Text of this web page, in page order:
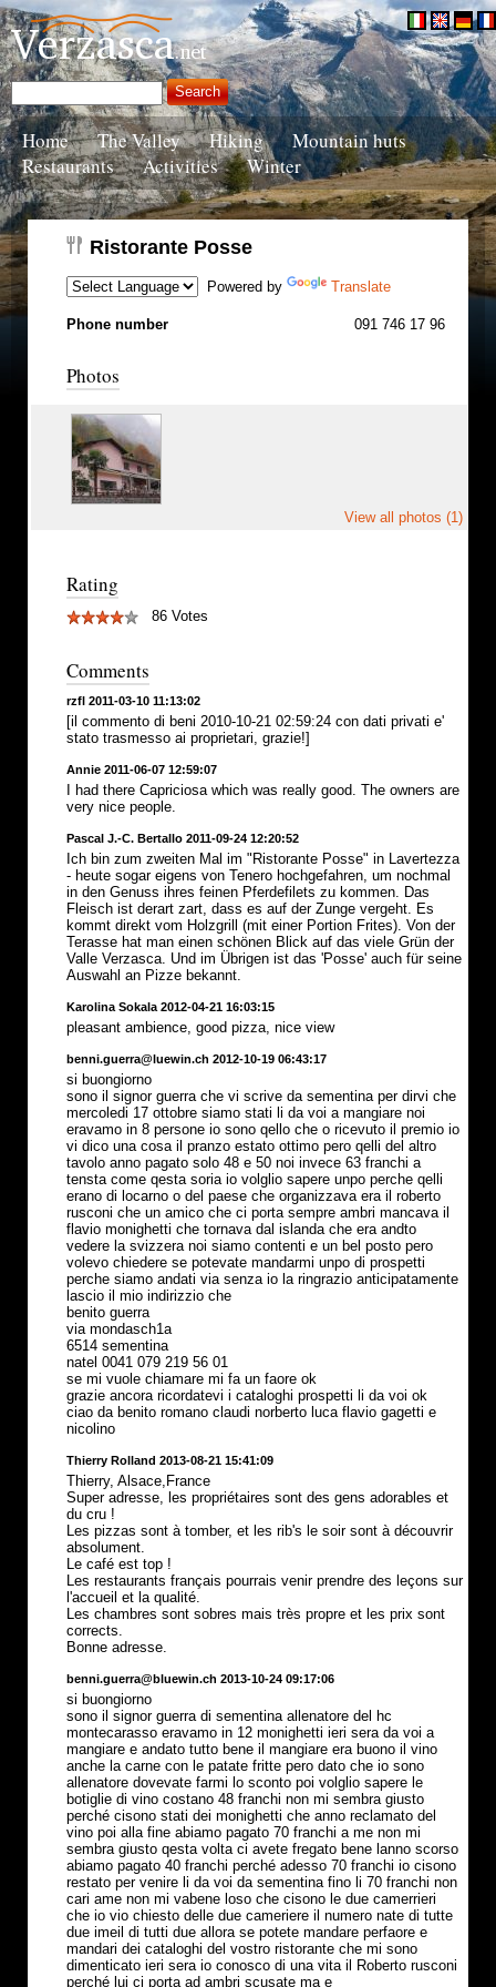
Home The Valley Hiking
Mountain huts
Restaurants
Activities Winter
Ristorante Posse
Powered by Translate
Phone number 091 746 17 96
Photos
View all photos (1)
Rating
86 Votes
Comments
rzfl 2011-03-10 11:13:02
[il commento di beni 2010-10-21 02:59:24 con dati privati e'
stato trasmesso ai proprietari, grazie!]
Annie 2011-06-07 12:59:07
I had there Capriciosa which was really good. The owners are
very nice people.
Pascal J.-C. Bertallo 2011-09-24 12:20:52
Ich bin zum zweiten Mal im "Ristorante Posse" in Lavertezza
- heute sogar eigens von Tenero hochgefahren, um nochmal
in den Genuss ihres feinen Pferdefilets zu kommen. Das
Fleisch ist derart zart, dass es auf der Zunge vergeht. Es
kommt direkt vom Holzgrill (mit einer Portion Frites). Von der
Terasse hat man einen schönen Blick auf das viele Grün der
Valle Verzasca. Und im Übrigen ist das 'Posse' auch für seine
Auswahl an Pizze bekannt.
Karolina Sokala 2012-04-21 16:03:15
pleasant ambience, good pizza, nice view
benni.guerra@luewin.ch 2012-10-19 06:43:17
si buongiorno
sono il signor guerra che vi scrive da sementina per dirvi che
mercoledi 17 ottobre siamo stati li da voi a mangiare noi
eravamo in 8 persone io sono qello che o ricevuto il premio io
vi dico una cosa il pranzo estato ottimo pero qelli del altro
tavolo anno pagato solo 48 e 50 noi invece 63 franchi a
tensta come qesta soria io volglio sapere unpo perche qelli
erano di locarno o del paese che organizzava era il roberto
rusconi che un amico che ci porta sempre ambri mancava il
flavio monighetti che tornava dal islanda che era andto
vedere la svizzera noi siamo contenti e un bel posto pero
volevo chiedere se potevate mandarmi unpo di prospetti
perche siamo andati via senza io la ringrazio anticipatamente
lascio il mio indirizzio che
benito guerra
via mondasch1a
6514 sementina
natel 0041 079 219 56 01
se mi vuole chiamare mi fa un faore ok
grazie ancora ricordatevi i cataloghi prospetti li da voi ok
ciao da benito romano claudi norberto luca flavio gagetti e
nicolino
Thierry Rolland 2013-08-21 15:41:09
Thierry, Alsace,France
Super adresse, les propriétaires sont des gens adorables et
du cru !
Les pizzas sont à tomber, et les rib's le soir sont à découvrir
absolument.
Le café est top !
Les restaurants français pourrais venir prendre des leçons sur
l'accueil et la qualité.
Les chambres sont sobres mais très propre et les prix sont
corrects.
Bonne adresse.
benni.guerra@bluewin.ch 2013-10-24 09:17:06
si buongiorno
sono il signor guerra di sementina allenatore del hc
montecarasso eravamo in 12 monighetti ieri sera da voi a
mangiare e andato tutto bene il mangiare era buono il vino
anche la carne con le patate fritte pero dato che io sono
allenatore dovevate farmi lo sconto poi volglio sapere le
botiglie di vino costano 48 franchi non mi sembra giusto
perché cisono stati dei monighetti che anno reclamato del
vino poi alla fine abiamo pagato 70 franchi a me non mi
sembra giusto qesta volta ci avete fregato bene lanno scorso
abiamo pagato 40 franchi perché adesso 70 franchi io cisono
restato per venire li da voi da sementina fino li 70 franchi non
cari ame non mi vabene loso che cisono le due camerrieri
che io vio chiesto delle due cameriere il numero nate di tutte
due imeil di tutti due allora se potete mandare perfaore e
mandari dei cataloghi del vostro ristorante che mi sono
dimenticato ieri sera io conosco di una vita il Roberto rusconi
perché lui ci porta ad ambri scusate ma e